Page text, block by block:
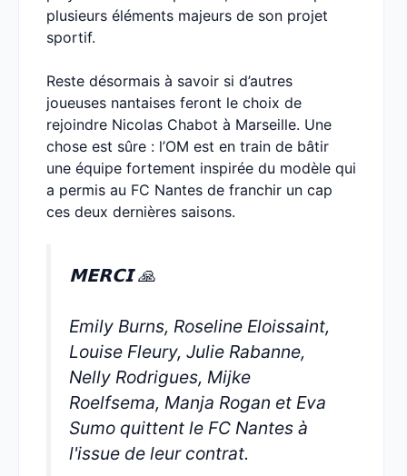
plusieurs éléments majeurs de son projet
sportif.
Reste désormais à savoir si d’autres
joueuses nantaises feront le choix de
rejoindre Nicolas Chabot à Marseille. Une
chose est sûre : l’OM est en train de bâtir
une équipe fortement inspirée du modèle qui
a permis au FC Nantes de franchir un cap
ces deux dernières saisons.
𝗠𝗘𝗥𝗖𝗜 🙏
Emily Burns, Roseline Eloissaint,
Louise Fleury, Julie Rabanne,
Nelly Rodrigues, Mijke
Roelfsema, Manja Rogan et Eva
Sumo quittent le FC Nantes à
l'issue de leur contrat.